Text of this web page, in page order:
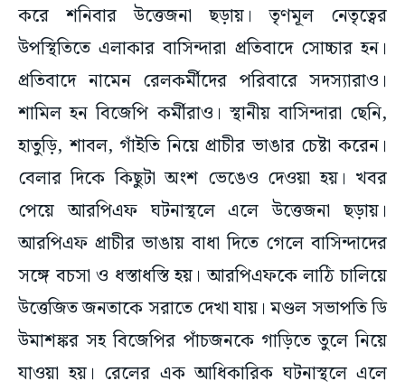
করে শনিবার উত্তেজনা ছড়ায়। তৃণমূল নেতৃত্বের
উপস্থিতিতে এলাকার বাসিন্দারা প্রতিবাদে সোচ্চার হন।
প্রতিবাদে নামেন রেলকর্মীদের পরিবারে সদস্যারাও।
শামিল হন বিজেপি কর্মীরাও। স্থানীয় বাসিন্দারা ছেনি,
হাতুড়ি, শাবল, গাঁইতি নিয়ে প্রাচীর ভাঙার চেষ্টা করেন।
বেলার দিকে কিছুটা অংশ ভেঙেও দেওয়া হয়। খবর
পেয়ে আরপিএফ ঘটনাস্থলে এলে উত্তেজনা ছড়ায়।
আরপিএফ প্রাচীর ভাঙায় বাধা দিতে গেলে বাসিন্দাদের
সঙ্গে বচসা ও ধস্তাধস্তি হয়। আরপিএফকে লাঠি চালিয়ে
উত্তেজিত জনতাকে সরাতে দেখা যায়। মণ্ডল সভাপতি ডি
উমাশঙ্কর সহ বিজেপির পাঁচজনকে গাড়িতে তুলে নিয়ে
যাওয়া হয়। রেলের এক আধিকারিক ঘটনাস্থলে এলে